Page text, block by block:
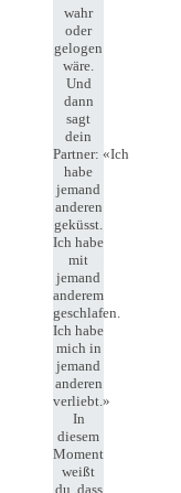
wahr
oder
gelogen
wäre.
Und
dann
sagt
dein
Partner: «Ich
habe
jemand
anderen
geküsst.
Ich habe
mit
jemand
anderem
geschlafen.
Ich habe
mich in
jemand
anderen
verliebt.»
In
diesem
Moment
weißt
du, dass